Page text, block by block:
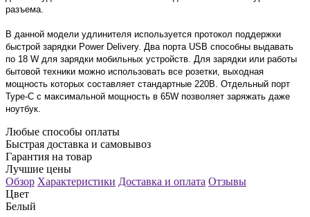
разъема.
В данной модели удлинителя используется протокол поддержки
быстрой зарядки Power Delivery. Два порта USB способны выдавать
по 18 W для зарядки мобильных устройств. Для зарядки или работы
бытовой техники можно использовать все розетки, выходная
мощность которых составляет стандартные 220В. Отдельный порт
Type-C с максимальной мощность в 65W позволяет заряжать даже
ноутбук.
Любые способы оплаты
Быстрая доставка и самовывоз
Гарантия на товар
Лучшие цены
Обзор Характеристики Доставка и оплата Отзывы
Цвет
Белый